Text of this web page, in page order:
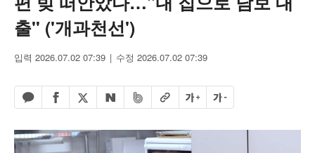
출" ('개과천선')
입력 2026.07.02 07:39 수정 2026.07.02 07:39
카카오톡 공유하기
페이스북 공유하기
엑스 공유하기
네이버 공유하기
밴드 공유하기
URL복사글자 크게글자 작게